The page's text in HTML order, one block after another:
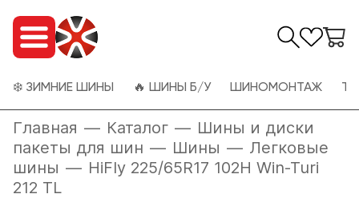
❄️ ЗИМНИЕ ШИНЫ 🔥 ШИНЫ Б/У ШИНОМОНТАЖ
Главная — Каталог — Шины и диски
пакеты для шин — Шины — Легковые
шины — HiFly 225/65R17 102H Win-Turi
212 TL